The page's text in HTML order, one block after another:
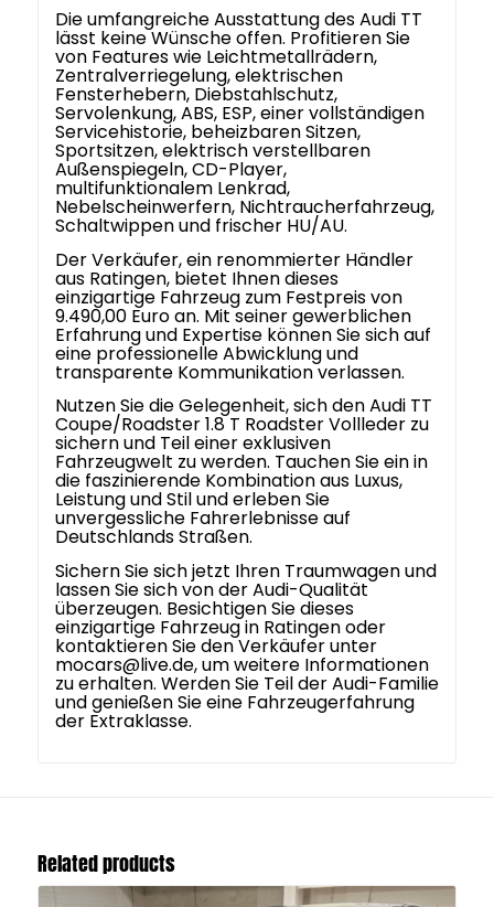
Die umfangreiche Ausstattung des Audi TT
lässt keine Wünsche offen. Profitieren Sie
von Features wie Leichtmetallrädern,
Zentralverriegelung, elektrischen
Fensterhebern, Diebstahlschutz,
Servolenkung, ABS, ESP, einer vollständigen
Servicehistorie, beheizbaren Sitzen,
Sportsitzen, elektrisch verstellbaren
Außenspiegeln, CD-Player,
multifunktionalem Lenkrad,
Nebelscheinwerfern, Nichtraucherfahrzeug,
Schaltwippen und frischer HU/AU.
Der Verkäufer, ein renommierter Händler
aus Ratingen, bietet Ihnen dieses
einzigartige Fahrzeug zum Festpreis von
9.490,00 Euro an. Mit seiner gewerblichen
Erfahrung und Expertise können Sie sich auf
eine professionelle Abwicklung und
transparente Kommunikation verlassen.
Nutzen Sie die Gelegenheit, sich den Audi TT
Coupe/Roadster 1.8 T Roadster Vollleder zu
sichern und Teil einer exklusiven
Fahrzeugwelt zu werden. Tauchen Sie ein in
die faszinierende Kombination aus Luxus,
Leistung und Stil und erleben Sie
unvergessliche Fahrerlebnisse auf
Deutschlands Straßen.
Sichern Sie sich jetzt Ihren Traumwagen und
lassen Sie sich von der Audi-Qualität
überzeugen. Besichtigen Sie dieses
einzigartige Fahrzeug in Ratingen oder
kontaktieren Sie den Verkäufer unter
mocars@live.de, um weitere Informationen
zu erhalten. Werden Sie Teil der Audi-Familie
und genießen Sie eine Fahrzeugerfahrung
der Extraklasse.
Related products